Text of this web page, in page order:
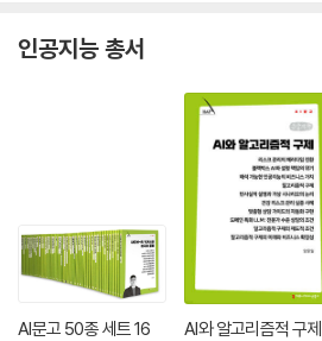
인공지능 총서
AI문고 50종 세트 16
AI와 알고리즘적 구제